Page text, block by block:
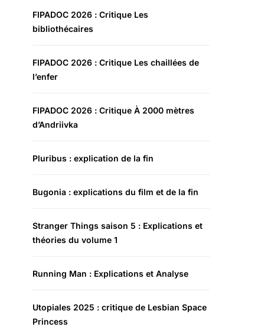
FIPADOC 2026 : Critique Les
bibliothécaires
FIPADOC 2026 : Critique Les chaillées de
l’enfer
FIPADOC 2026 : Critique À 2000 mètres
d’Andriivka
Pluribus : explication de la fin
Bugonia : explications du film et de la fin
Stranger Things saison 5 : Explications et
théories du volume 1
Running Man : Explications et Analyse
Utopiales 2025 : critique de Lesbian Space
Princess